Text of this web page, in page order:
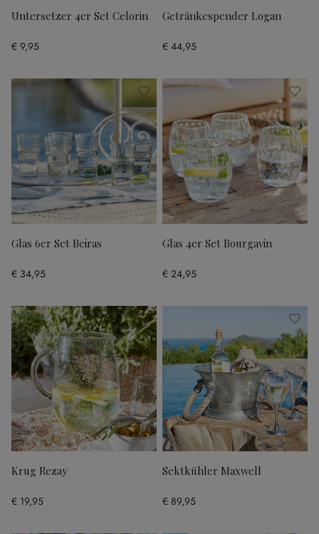
Untersetzer 4er Set Celorin
€ 9,95
Getränkespender Logan
€ 44,95
Glas 6er Set Beiras
€ 34,95
Glas 4er Set Bourgavin
€ 24,95
Krug Rezay
€ 19,95
Sektkühler Maxwell
€ 89,95